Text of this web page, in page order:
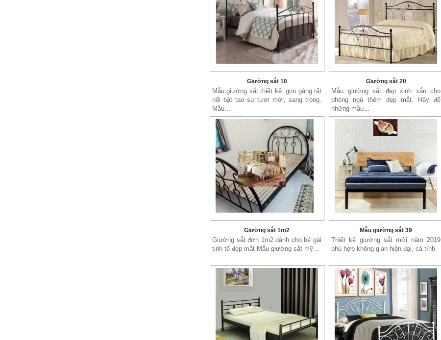
Giường sắt 10
Mẫu giường sắt thiết kế gọn gàng rất
nổi bật tạo sự tươi mới, sang trọng.
Mẫu...
Giường sắt 20
Mẫu giường sắt đẹp xinh xắn cho
phòng ngủ thêm đẹp mắt. Hãy để
những mẫu...
Giường sắt 1m2
Giường sắt đơn 1m2 dành cho bé gái
tinh tế đẹp mắt Mẫu giường sắt mỹ...
Mẫu giường sắt 39
Thiết kế giường sắt mới năm 2019
phù hợp không gian hiện đại, cá tính